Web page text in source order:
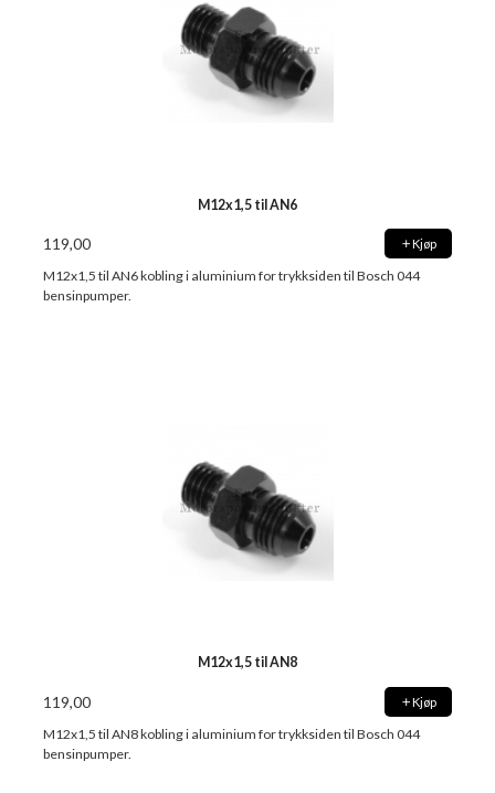
M12x1,5 til AN6
119,00 Kjøp
M12x1,5 til AN6 kobling i aluminium for trykksiden til Bosch 044
bensinpumper.
M12x1,5 til AN8
119,00 Kjøp
M12x1,5 til AN8 kobling i aluminium for trykksiden til Bosch 044
bensinpumper.